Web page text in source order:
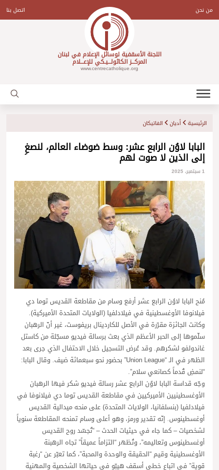
contentمن نحن اتصل بنا
اللجنة الأسقفية لوسائل الإعلام في لبنان
المركـــز الكاثولـــيـكي للإعـــلام
www.centrecatholique.org
الرئيسية أديان الفاتيكان
البابا لاوُن الرابع عشر: وسط ضوضاء العالم، لنصغِ
إلى الذين لا صوت لهم
1 سبتمبر، 2025
مُنح البابا لاوُن الرابع عشر أرفع وسام من مقاطعة القديس توما دي
فيلانوفا الأوغسطينية في فيلادلفيا (الولايات المتحدة الأميركية).
وكانت الجائزة مقرّرة في الأصل للكاردينال بريفوست، غير أنّ الرهبان
سلّموها إلى الحبر الأعظم الذي بعث برسالة فيديو مسجّلة من كاستل
غاندولفو لشكرهم. وقد عُرض التسجيل خلال الاحتفال الذي جرى بعد
الظهر في الـ “Union League” بحضور نحو سبعمائة ضيف. وقال البابا:
“لنمضِ قُدماً كصانعي سلام”.
وجّه قداسة البابا لاوُن الرابع عشر رسالة فيديو شكر فيها الرهبان
الأوغسطينيين الأميركيين في مقاطعة القديس توما دي فيلانوفا في
فيلادلفيا (بنسلفانيا، الولايات المتحدة) على منحه ميدالية القديس
أوغسطينوس. إنّه تقدير ورمز، وهو أعلى وسام تمنحه المقاطعة سنوياً
لشخصيات – كما جاء في حيثيات الحدث – “تُجسّد روح القديس
أوغسطينوس وتعاليمه”، وتُظهر “التزاماً عميقاً” تجاه الرهبنة
الأوغسطينية وقيم “الحقيقة والوحدة والمحبة”، كما تعبّر عن “رغبة
قوية” في اتباع خطى أسقف هيبّو في حياتها الشخصية والمهنية